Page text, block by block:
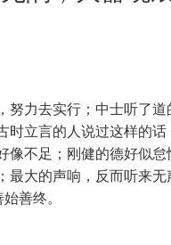
努力去实行；中士听了
时立言的人说过这样的
像不足；刚健的德好似
最大的声响，反而听来
善终。